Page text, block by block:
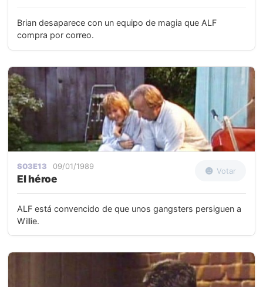
Brian desaparece con un equipo de magia que ALF
compra por correo.
S03E13 09/01/1989
El héroe
Votar
ALF está convencido de que unos gangsters persiguen a
Willie.